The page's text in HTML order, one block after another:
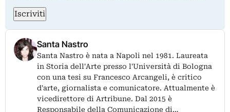
Iscriviti
Santa Nastro
Santa Nastro è nata a Napoli nel 1981. Laureata
in Storia dell'Arte presso l'Università di Bologna
con una tesi su Francesco Arcangeli, è critico
d'arte, giornalista e comunicatore. Attualmente è
vicedirettore di Artribune. Dal 2015 è
Responsabile della Comunicazione di…